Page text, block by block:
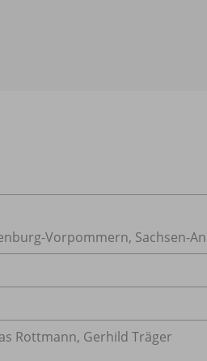
Vorpommern, Sachsen-
Rottmann, Gerhild Träger